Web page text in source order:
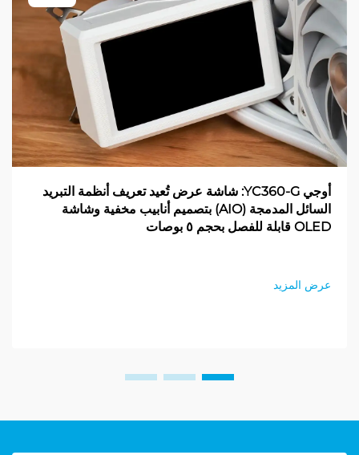
أوجي YC360-G: شاشة عرض تُعيد تعريف أنظمة التبريد
السائل المدمجة (AIO) بتصميم أنابيب مخفية وشاشة
OLED قابلة للفصل بحجم ٥ بوصات
عرض المزيد